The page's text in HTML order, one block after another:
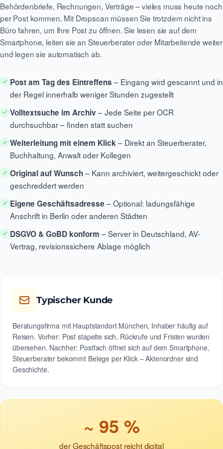
Behördenbriefe, Rechnungen, Verträge – vieles muss heute noch
per Post kommen. Mit Dropscan müssen Sie trotzdem nicht ins
Büro fahren, um Ihre Post zu öffnen. Sie lesen sie auf dem
Smartphone, leiten sie an Steuerberater oder Mitarbeitende weiter
und legen sie automatisch ab.
Post am Tag des Eintreffens – Eingang wird gescannt und in
der Regel innerhalb weniger Stunden zugestellt
Volltextsuche im Archiv – Jede Seite per OCR
durchsuchbar – finden statt suchen
Weiterleitung mit einem Klick– Direkt an Steuerberater,
Buchhaltung, Anwalt oder Kollegen
Original auf Wunsch– Kann archiviert, weitergeschickt oder
geschreddert werden
Eigene Geschäftsadresse – Optional: ladungsfähige
Anschrift in Berlin oder anderen Städten
DSGVO & GoBD konform – Server in Deutschland, AV-
Vertrag, revisionssichere Ablage möglich
Typischer Kunde
Beratungsfirma mit Hauptstandort München, Inhaber häufig auf
Reisen. Vorher: Post stapelte sich, Rückrufe und Fristen wurden
übersehen. Nachher: Postfach öffnet sich auf dem Smartphone,
Steuerberater bekommt Belege per Klick – Aktenordner sind
Geschichte.
~ 95 %
der Geschäftspost reicht digital